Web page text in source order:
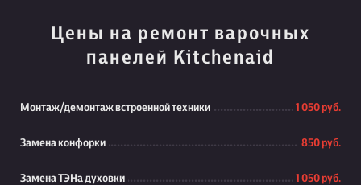
Цены на ремонт варочных
панелей Kitchenaid
Монтаж/демонтаж встроенной техники 1 050 руб.
Замена конфорки 850 руб.
Замена ТЭНа духовки 1 050 руб.